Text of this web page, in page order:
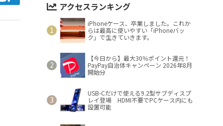
アクセスランキング
iPhoneケース、卒業しました。これか
らは最高に使いやすい「iPhoneバッ
ク」で生きていきます。
【今日から】最大30％ポイント還元！
PayPay自治体キャンペーン 2026年8月
開始分
USB-Cだけで使える9.2型サブディスプ
レイ登場 HDMI不要でPCケース内にも
設置可能